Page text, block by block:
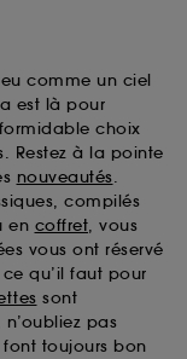
comme un ciel
est là pour
choix
Restez à la pointe
nouveautés.
compilés
en coffret, vous
vous ont réservé
qu’il faut pour
sont
pas
toujours bon